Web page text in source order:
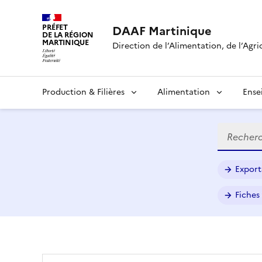
PRÉFET
DE LA RÉGION
MARTINIQUE
DAAF Martinique
Direction de l’Alimentation, de
Production & Filières Alimentation